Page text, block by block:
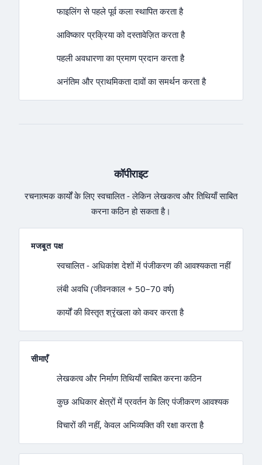
फाइलिंग से पहले पूर्व कला स्थापित करता है
आविष्कार प्रक्रिया को दस्तावेज़ित करता है
पहली अवधारणा का प्रमाण प्रदान करता है
अनंतिम और प्राथमिकता दावों का समर्थन करता है
कॉपीराइट
रचनात्मक कार्यों के लिए स्वचालित - लेकिन लेखकत्व और तिथियाँ साबित
करना कठिन हो सकता है।
मजबूत पक्ष
स्वचालित - अधिकांश देशों में पंजीकरण की आवश्यकता नहीं
लंबी अवधि (जीवनकाल + 50–70 वर्ष)
कार्यों की विस्तृत श्रृंखला को कवर करता है
सीमाएँ
लेखकत्व और निर्माण तिथियाँ साबित करना कठिन
कुछ अधिकार क्षेत्रों में प्रवर्तन के लिए पंजीकरण आवश्यक
विचारों की नहीं, केवल अभिव्यक्ति की रक्षा करता है